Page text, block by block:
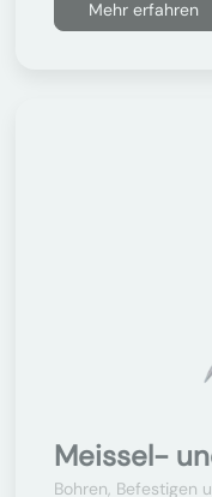
Mehr erfahren
Meissel-
Bohren, Befestigen